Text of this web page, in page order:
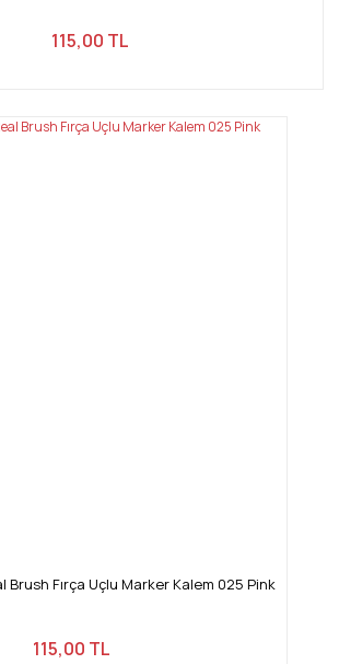
115,00 TL
Brush Fırça Uçlu Marker Kalem 025 Pink
115,00 TL